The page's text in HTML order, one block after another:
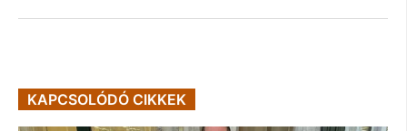
KAPCSOLÓDÓ CIKKEK